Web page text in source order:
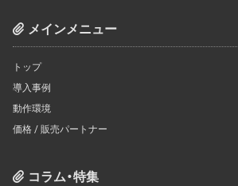
メインメニュー
トップ
導入事例
動作環境
価格 / 販売パートナー
コラム・特集